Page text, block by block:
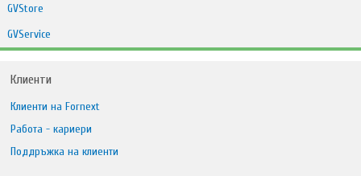
GVStore
GVService
Клиенти
Клиенти на Fornext
Работа - кариери
Поддръжка на клиенти